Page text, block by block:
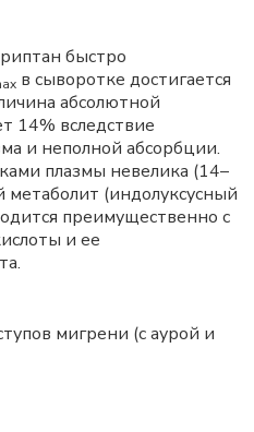
быстро
в сыворотке достигается
абсолютной
14% вследствие
и неполной абсорбции.
плазмы невелика (14–
(индолуксусный
преимущественно с
и ее
мигрени (с аурой и